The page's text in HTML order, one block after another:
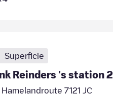
Superficie
Reinders 's station 2
Hamelandroute 7121 JC